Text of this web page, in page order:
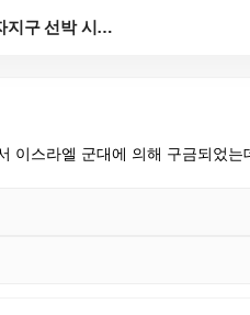
이스라엘 법원, 가자지구 선박 시위대 2명 구금 연장
이스라엘 군대에 의해 구금되었는